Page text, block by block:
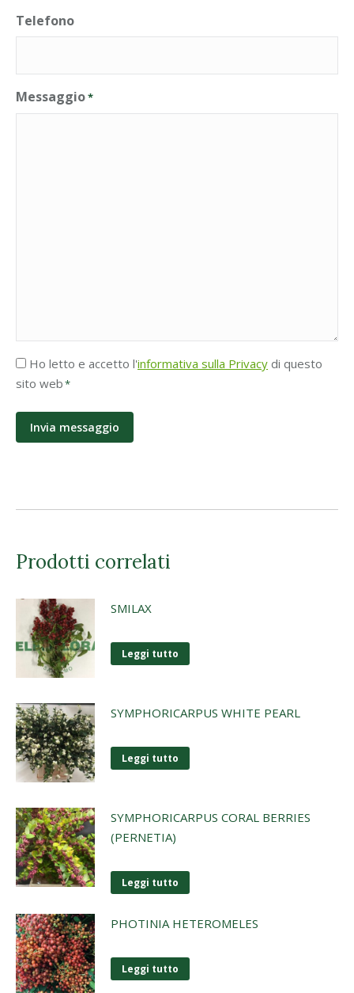
Telefono
Messaggio*
Accettazione
Privacy
Ho letto e accetto l'informativa sulla Privacy di questo
sito web*
Prodotti correlati
SMILAX
Leggi tutto
SYMPHORICARPUS WHITE PEARL
Leggi tutto
SYMPHORICARPUS CORAL BERRIES
(PERNETIA)
Leggi tutto
PHOTINIA HETEROMELES
Leggi tutto